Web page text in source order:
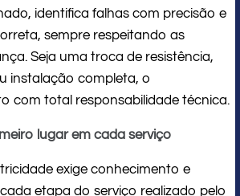
identifica falhas com precisão e
sempre respeitando as
Seja uma troca de resistência,
instalação completa, o
com total responsabilidade técnica.
lugar em cada serviço
exige conhecimento e
etapa do serviço realizado pelo